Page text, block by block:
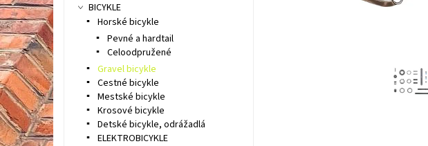
BICYKLE
Horské bicykle
Pevné a hardtail
Celoodpružené
Gravel bicykle
Cestné bicykle
Mestské bicykle
Krosové bicykle
Detské bicykle, odrážadlá
ELEKTROBICYKLE